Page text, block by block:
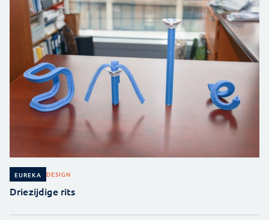
EUREKA DESIGN
Driezijdige rits